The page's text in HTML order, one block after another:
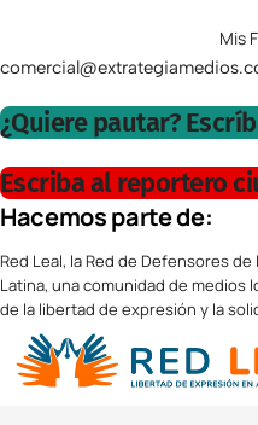
Mis
¿Quiere pautar?
Escriba al reportero
Hacemos parte de:
Red Leal, la Red de Defensores
Latina, una comunidad de medios
de la libertad de expresión y la